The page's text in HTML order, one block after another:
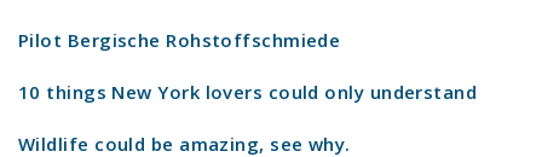
Pilot Bergische Rohstoffschmiede
10 things New York lovers could only understand
Wildlife could be amazing, see why.